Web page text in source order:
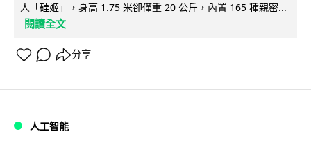
人「硅姬」，身高 1.75 米卻僅重 20 公斤，內置 165 種親密...
閱讀全文
分享
人工智能